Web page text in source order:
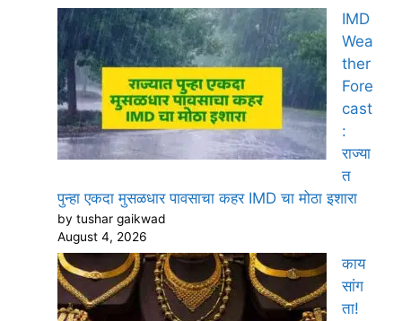
IMD
Wea
ther
Fore
cast
:
राज्या
त
पुन्हा एकदा मुसळधार पावसाचा कहर IMD चा मोठा इशारा
by tushar gaikwad
August 4, 2026
काय
सांग
ता!